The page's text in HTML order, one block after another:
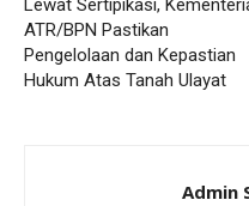
Lewat Sertipikasi,
ATR/BPN Pastikan
Pengelolaan dan Kepastian
Hukum Atas Tanah Ulayat
Admin